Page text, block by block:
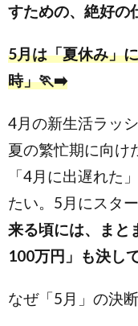
すための、絶好の
5月は「夏休み」
時」🏃‍➡️
4月の新生活ラッ
夏の繁忙期に向け
「4月に出遅れた
たい。5月にスタ
来る頃には、まと
100万円」も決し
なぜ「5月」の決